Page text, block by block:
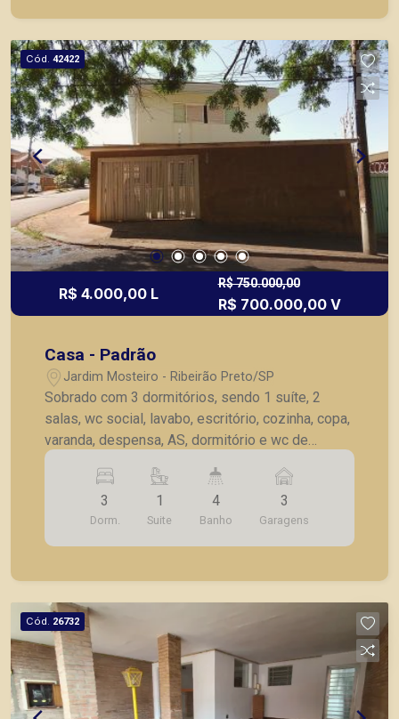
Cód. 42422
R$ 4.000,00 L
R$ 750.000,00
R$ 700.000,00 V
Casa - Padrão
Jardim Mosteiro - Ribeirão Preto/SP
Sobrado com 3 dormitórios, sendo 1 suíte, 2
salas, wc social, lavabo, escritório, cozinha, copa,
varanda, despensa, AS, dormitório e wc de
serviço, 3 vagas de garagem.
3
Dorm.
1
Suite
4
Banho
3
Garagens
Cód. 26732